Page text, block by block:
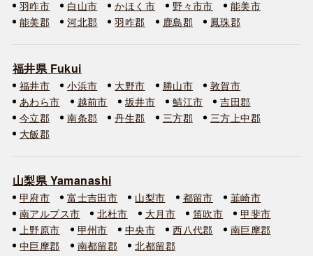
羽咋市 白山市 かほく市 野々市市
能美市
能美郡
河北郡 羽咋郡 鹿島郡 鳳珠郡
福井県 Fukui
福井市 小浜市 大野市 勝山市
敦賀市
あわら市
越前市 坂井市 鯖江市
吉田郡
今立郡
南条郡 丹生郡 三方郡
三方上中郡
大飯郡
山梨県 Yamanashi
甲府市 富士吉田市 山梨市 都留市
韮崎市
南アルプス市
北杜市 大月市 笛吹市
甲斐市
上野原市
甲州市 中央市 西八代郡
南巨摩郡
中巨摩郡
南都留郡 北都留郡